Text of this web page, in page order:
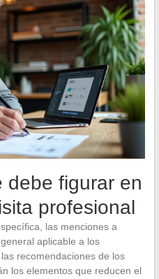
debe figurar en
profesional
las menciones a
aplicable a los
recomendaciones de los
los elementos que reducen el